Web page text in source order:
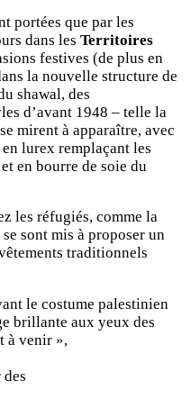
portées que par les
dans les Territoires
festives (de plus en
la nouvelle structure de
shawal, des
d’avant 1948 – telle la
mirent à apparaître, avec
lurex remplaçant les
en bourre de soie du
les réfugiés, comme la
se sont mis à proposer un
traditionnels
le costume palestinien
brillante aux yeux des
à venir »,